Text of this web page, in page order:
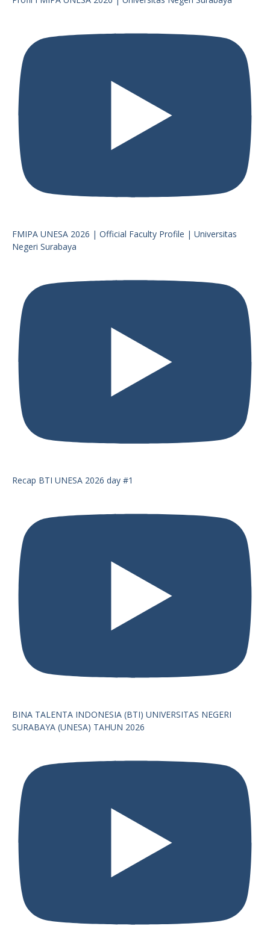
FMIPA UNESA 2026 | Official Faculty Profile | Universitas
Negeri Surabaya
Recap BTI UNESA 2026 day #1
BINA TALENTA INDONESIA (BTI) UNIVERSITAS NEGERI
SURABAYA (UNESA) TAHUN 2026